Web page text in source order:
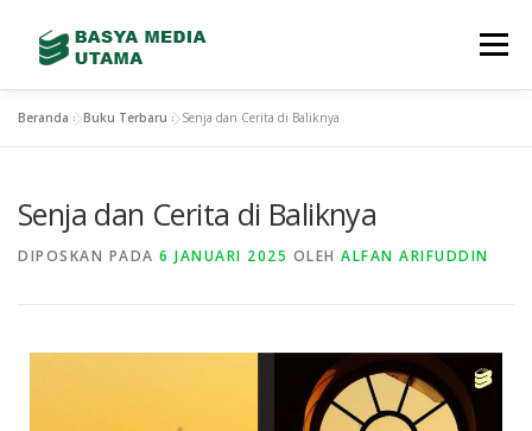
Menu
GALLERY TEAM TERBITAN BARU
Beranda »Buku Terbaru »Senja dan Cerita di Baliknya
Senja dan Cerita di Baliknya
DIPOSKAN PADA 6 JANUARI 2025 OLEH ALFAN ARIFUDDIN